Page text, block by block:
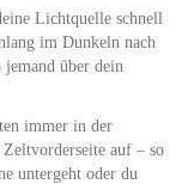
Lichtquelle schnell
im Dunkeln nach
jemand über dein
immer in der
auf – so
untergeht oder du